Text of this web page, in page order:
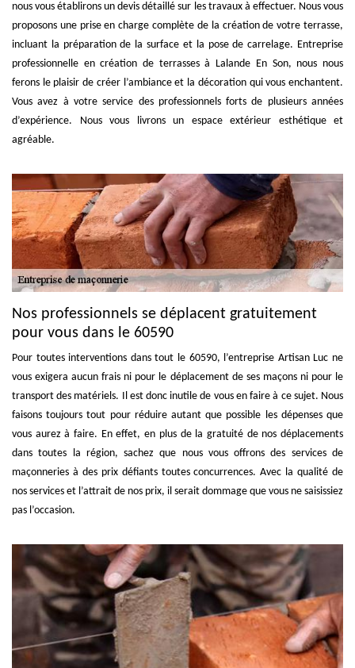
nous vous établirons un devis détaillé sur les travaux à effectuer. Nous vous
proposons une prise en charge complète de la création de votre terrasse,
incluant la préparation de la surface et la pose de carrelage. Entreprise
professionnelle en création de terrasses à Lalande En Son, nous nous
ferons le plaisir de créer l’ambiance et la décoration qui vous enchantent.
Vous avez à votre service des professionnels forts de plusieurs années
d’expérience. Nous vous livrons un espace extérieur esthétique et
agréable.
Nos professionnels se déplacent gratuitement
pour vous dans le 60590
Pour toutes interventions dans tout le 60590, l’entreprise Artisan Luc ne
vous exigera aucun frais ni pour le déplacement de ses maçons ni pour le
transport des matériels. Il est donc inutile de vous en faire à ce sujet. Nous
faisons toujours tout pour réduire autant que possible les dépenses que
vous aurez à faire. En effet, en plus de la gratuité de nos déplacements
dans toutes la région, sachez que nous vous offrons des services de
maçonneries à des prix défiants toutes concurrences. Avec la qualité de
nos services et l’attrait de nos prix, il serait dommage que vous ne saisissiez
pas l’occasion.